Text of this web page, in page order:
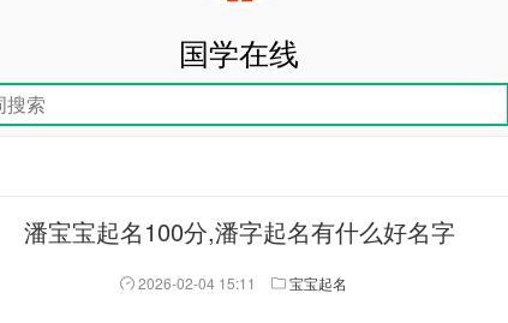
国学在线
潘宝宝起名100分,潘字起名有什么好名字
2026-02-04 15:11 宝宝起名